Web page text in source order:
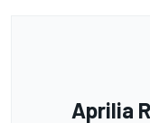
Aprilia